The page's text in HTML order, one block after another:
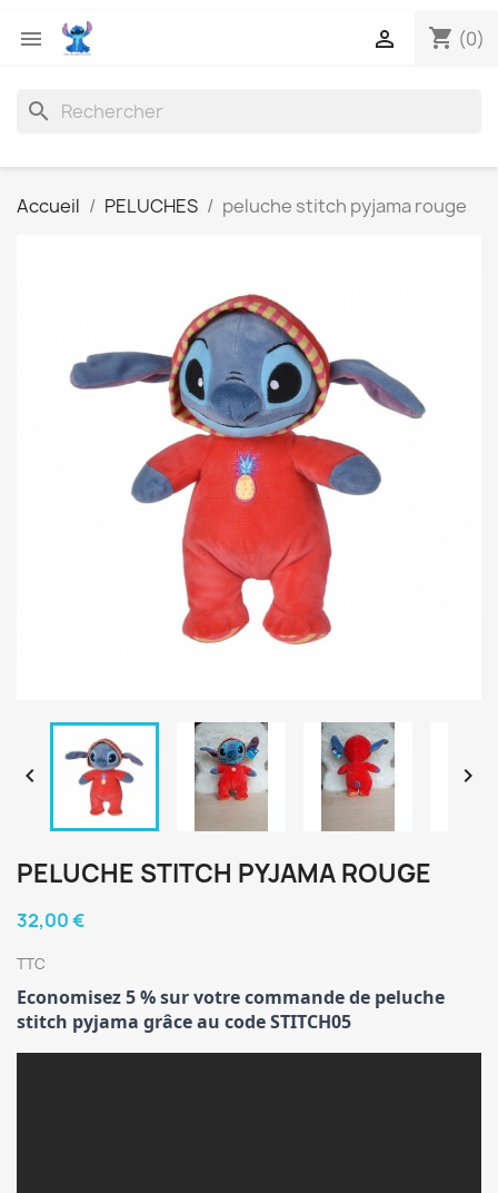
 shopping_cart (0)

search
Accueil PELUCHES peluche stitch pyjama rouge
 
PELUCHE STITCH PYJAMA ROUGE
32,00 €
TTC
Economisez 5 % sur votre commande de peluche
stitch pyjama grâce au code STITCH05